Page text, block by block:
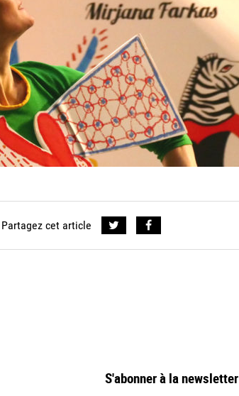
Partagez cet article
S'abonner à la newsletter